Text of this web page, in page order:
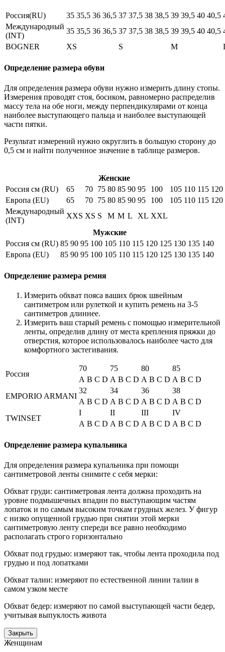
Россия(RU) 35 35,5 36 36,5 37 37,5 38 38,5 39 39,5 40 40,5
Международный
(INT)
35 35,5 36 36,5 37 37,5 38 38,5 39 39,5 40 40,5
BOGNER
XS S M
Определение размера обуви
Для определения размера обуви нужно измерить длину стопы.
Измерения проводят стоя, босиком, равномерно распределив
массу тела на обе ноги, между перпендикулярами от конца
наиболее выступающего пальца и наиболее выступающей
части пятки.
Результат измерений нужно округлить в большую сторону до
0,5 см и найти полученное значение в таблице размеров.
Женские
Россия см (RU)
65 70 75 80 85 90 95 100 105 110 115 120
Европа (EU)
65 70 75 80 85 90 95 100 105 110 115 120
Международный
(INT)
XXS XS S M M L XL XXL
Мужские
Россия см (RU) 85 90 95 100 105 110 115 120 125 130 135 140
Европа (EU)
85 90 95 100 105 110 115 120 125 130 135 140
Определение размера ремня
Измерить обхват пояса ваших брюк швейным
сантиметром или рулеткой и купить ремень на 3-5
сантиметров длиннее.
Измерить ваш старый ремень с помощью измерительной
ленты, определив длину от места крепления пряжки до
отверстия, которое использовалось наиболее часто для
комфортного застегивания.
Россия
70 75 80
85
A B C D A B C D A B C D A B C D
EMPORIO ARMANI
32 34 36
38
A B C D A B C D A B C D A B C D
TWINSET
I II III
IV
A B C D A B C D A B C D A B C D
Определение размера купальника
Для определения размера купальника при помощи
сантиметровой ленты снимите с себя мерки:
Обхват груди: сантиметровая лента должна проходить на
уровне подмышечных впадин по выступающим частям
лопаток и по самым высоким точкам грудных желез. У фигур
с низко опущенной грудью при снятии этой мерки
сантиметровую ленту спереди все равно необходимо
располагать строго горизонтально
Обхват под грудью: измеряют так, чтобы лента проходила под
грудью и под лопатками
Обхват талии: измеряют по естественной линии талии в
самом узком месте
Обхват бедер: измеряют по самой выступающей части бедер,
учитывая выпуклость живота
Закрыть
Женщинам